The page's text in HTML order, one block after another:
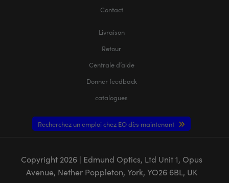
Contact
Livraison
Retour
Centrale d’aide
Donner feedback
catalogues
Recherchez un emploi chez EO dès maintenant
Copyright 2026| Edmund Optics, Ltd Unit 1, Opus
Avenue, Nether Poppleton, York, YO26 6BL, UK